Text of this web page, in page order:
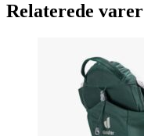
Relaterede varer